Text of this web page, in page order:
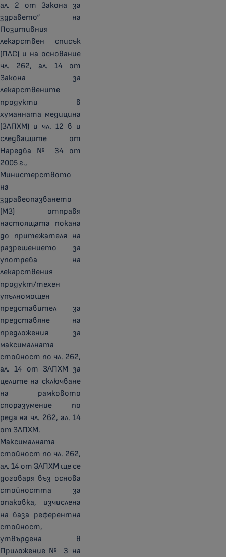
ал. 2 от Закона за
здравето“ на
Позитивния
лекарствен списък
(ПЛС) и на основание
чл. 262, ал. 14 от
Закона за
лекарствените
продукти в
хуманната медицина
(ЗЛПХМ) и чл. 12 в и
следващите от
Наредба № 34 от
2005 г.,
Министерството
на
здравеопазването
(МЗ) отправя
настоящата покана
до притежателя на
разрешението за
употреба на
лекарствения
продукт/техен
упълномощен
представител за
представяне на
предложения за
максималната
стойност по чл. 262,
ал. 14 от ЗЛПХМ за
целите на сключване
на рамковото
споразумение по
реда на чл. 262, ал. 14
от ЗЛПХМ.
Максималната
стойност по чл. 262,
ал. 14 от ЗЛПХМ ще се
договаря въз основа
стойността за
опаковка, изчислена
на база референтна
стойност,
утвърдена в
Приложение № 3 на